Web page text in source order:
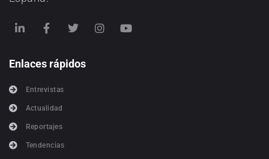
Enlaces rápidos
Entrevistas
Actualidad
Reportajes
Tendencias